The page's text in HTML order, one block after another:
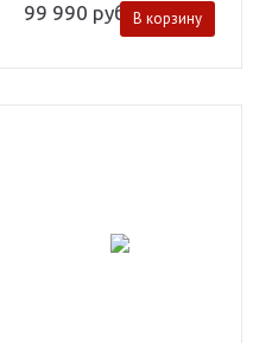
99 990 руб. В корзину